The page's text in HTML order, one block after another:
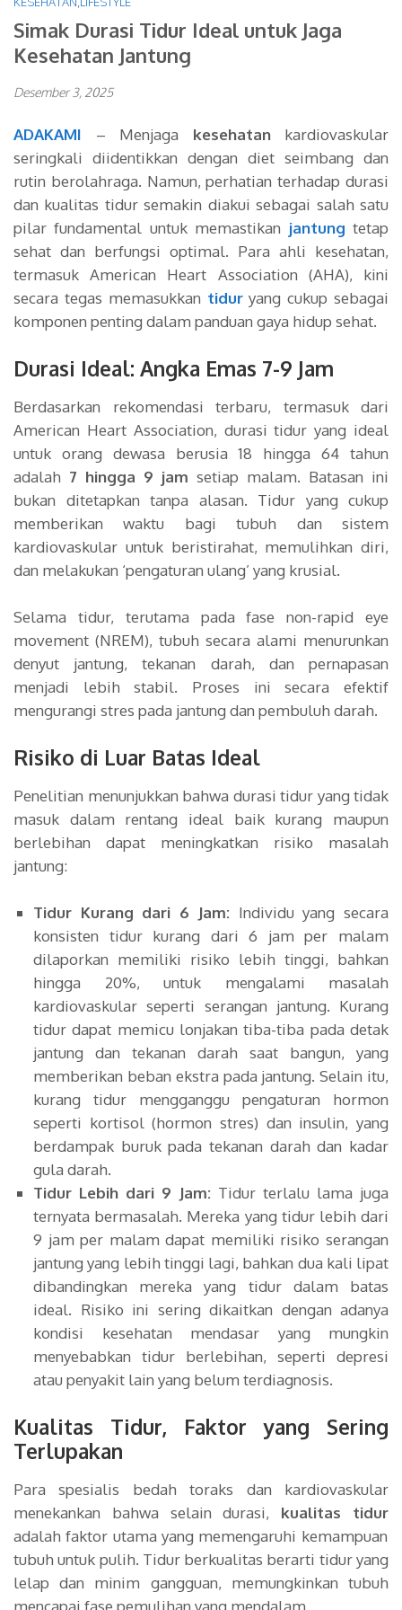
Simak Durasi Tidur Ideal untuk Jaga
Kesehatan Jantung
Desember 3, 2025
ADAKAMI – Menjaga kesehatankardiovaskular
seringkali diidentikkan dengan diet seimbang dan
rutin berolahraga. Namun, perhatian terhadap durasi
dan kualitas tidur semakin diakui sebagai salah satu
pilar fundamental untuk memastikan jantung tetap
sehat dan berfungsi optimal. Para ahli kesehatan,
termasuk American Heart Association (AHA), kini
secara tegas memasukkan tidur yang cukup sebagai
komponen penting dalam panduan gaya hidup sehat.
Durasi Ideal: Angka Emas 7-9 Jam
Berdasarkan rekomendasi terbaru, termasuk dari
American Heart Association, durasi tidur yang ideal
untuk orang dewasa berusia 18 hingga 64 tahun
adalah 7 hingga 9 jam setiap malam. Batasan ini
bukan ditetapkan tanpa alasan. Tidur yang cukup
memberikan waktu bagi tubuh dan sistem
kardiovaskular untuk beristirahat, memulihkan diri,
dan melakukan ‘pengaturan ulang’ yang krusial.
Selama tidur, terutama pada fase non-rapid eye
movement (NREM), tubuh secara alami menurunkan
denyut jantung, tekanan darah, dan pernapasan
menjadi lebih stabil. Proses ini secara efektif
mengurangi stres pada jantung dan pembuluh darah.
Risiko di Luar Batas Ideal
Penelitian menunjukkan bahwa durasi tidur yang tidak
masuk dalam rentang ideal baik kurang maupun
berlebihan dapat meningkatkan risiko masalah
jantung:
Tidur Kurang dari 6 Jam:Individu yang secara
konsisten tidur kurang dari 6 jam per malam
dilaporkan memiliki risiko lebih tinggi, bahkan
hingga 20%, untuk mengalami masalah
kardiovaskular seperti serangan jantung. Kurang
tidur dapat memicu lonjakan tiba-tiba pada detak
jantung dan tekanan darah saat bangun, yang
memberikan beban ekstra pada jantung. Selain itu,
kurang tidur mengganggu pengaturan hormon
seperti kortisol (hormon stres) dan insulin, yang
berdampak buruk pada tekanan darah dan kadar
gula darah.
Tidur Lebih dari 9 Jam:Tidur terlalu lama juga
ternyata bermasalah. Mereka yang tidur lebih dari
9 jam per malam dapat memiliki risiko serangan
jantung yang lebih tinggi lagi, bahkan dua kali lipat
dibandingkan mereka yang tidur dalam batas
ideal. Risiko ini sering dikaitkan dengan adanya
kondisi kesehatan mendasar yang mungkin
menyebabkan tidur berlebihan, seperti depresi
atau penyakit lain yang belum terdiagnosis.
Kualitas Tidur, Faktor yang Sering
Terlupakan
Para spesialis bedah toraks dan kardiovaskular
menekankan bahwa selain durasi, kualitas tidur
adalah faktor utama yang memengaruhi kemampuan
tubuh untuk pulih. Tidur berkualitas berarti tidur yang
lelap dan minim gangguan, memungkinkan tubuh
mencapai fase pemulihan yang mendalam.